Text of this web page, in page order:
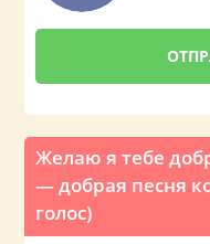
Желаю я тебе
— добрая песня
голос)